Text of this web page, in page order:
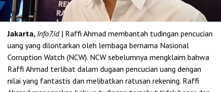
Jakarta, Info7.id| Raffi Ahmad membantah tudingan pencucian
uang yang dilontarkan oleh lembaga bernama Nasional
Corruption Watch (NCW). NCW sebelumnya mengklaim bahwa
Raffi Ahmad terlibat dalam dugaan pencucian uang dengan
nilai yang fantastis dan melibatkan ratusan rekening. Raffi